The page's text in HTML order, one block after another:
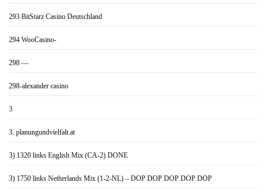
293 BitStarz Casino Deutschland
294 WooCasino-
298 —
298-alexander casino
3
3. planungundvielfalt.at
3) 1320 links English Mix (CA-2) DONE
3) 1750 links Netherlands Mix (1-2-NL) – DOP DOP DOP DOP DOP